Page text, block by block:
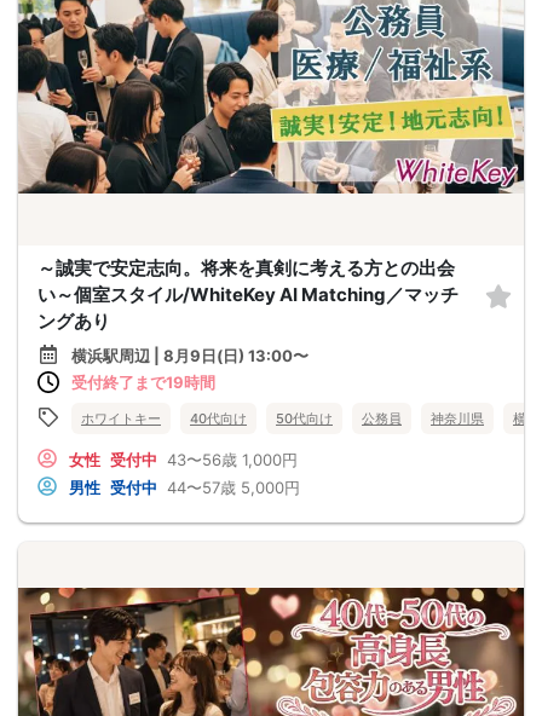
～誠実で安定志向。将来を真剣に考える方との出会
い～個室スタイル/WhiteKey AI Matching／マッチ
ングあり
横浜駅周辺 | 8月9日(日) 13:00〜
受付終了まで19時間
ホワイトキー 40代向け 50代向け 公務員 神奈川県 横
女性 受付中 43〜56歳 1,000円
男性 受付中 44〜57歳 5,000円